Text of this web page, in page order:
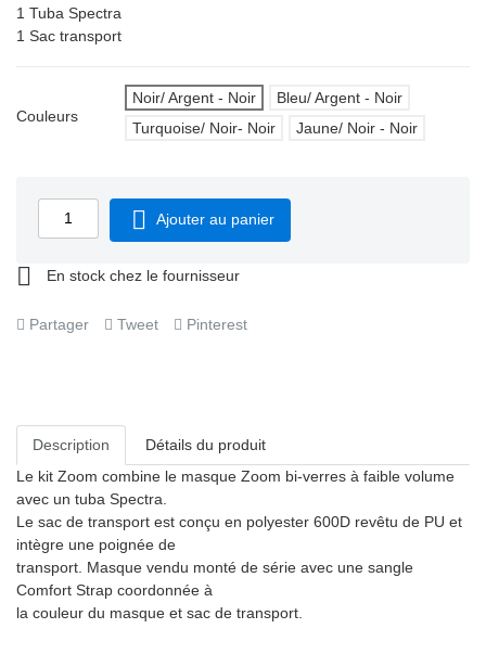
1 Tuba Spectra
1 Sac transport
Couleurs
Noir/ Argent - Noir
Bleu/ Argent - Noir
Turquoise/ Noir- Noir
Jaune/ Noir - Noir
 Ajouter au panier
 En stock chez le fournisseur
Partager Tweet Pinterest
Description
Détails du produit
Le kit Zoom combine le masque Zoom bi-verres à faible volume
avec un tuba Spectra.
Le sac de transport est conçu en polyester 600D revêtu de PU et
intègre une poignée de
transport. Masque vendu monté de série avec une sangle
Comfort Strap coordonnée à
la couleur du masque et sac de transport.